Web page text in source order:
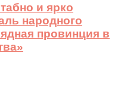
и ярко
народного
провинция в